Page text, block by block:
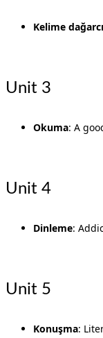
Kelime
Unit 3
Okuma: A
Unit 4
Dinleme:
Unit 5
Konuşma: